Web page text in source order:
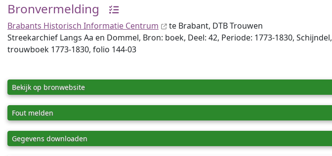
Bronvermelding
Brabants Historisch Informatie Centrum
te Brabant, DTB Trouwen
Streekarchief Langs Aa en Dommel, Bron: boek, Deel: 42, Periode: 1773-1830, Schijndel,
trouwboek 1773-1830, folio 144-03
Bekijk op bronwebsite
Fout melden
Gegevens downloaden